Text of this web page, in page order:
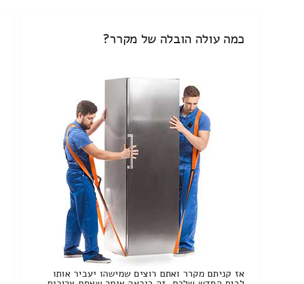
כמה עולה הובלה של מקרר?
אז קניתם מקרר ואתם רוצים שמישהו יעביר אותו